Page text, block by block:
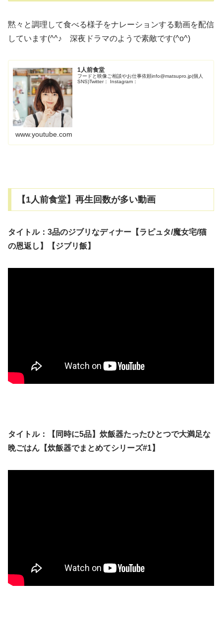
黙々と調理して食べる様子をナレーションする動画を配信
しています(^^♪ 深夜ドラマのようで素敵です(^o^)
1人前食堂
フードと映像ご相談やお仕事依頼info@matsupro.jp(個人
SNS)Twitter： Instagram：
www.youtube.com
【1人前食堂】再生回数が多い動画
タイトル：3品のジブリなディナー【ラピュタ/魔女宅/猫
の恩返し】【ジブリ飯】
タイトル：【同時に5品】炊飯器たったひとつで大満足な
晩ごはん【炊飯器でまとめてシリーズ#1】